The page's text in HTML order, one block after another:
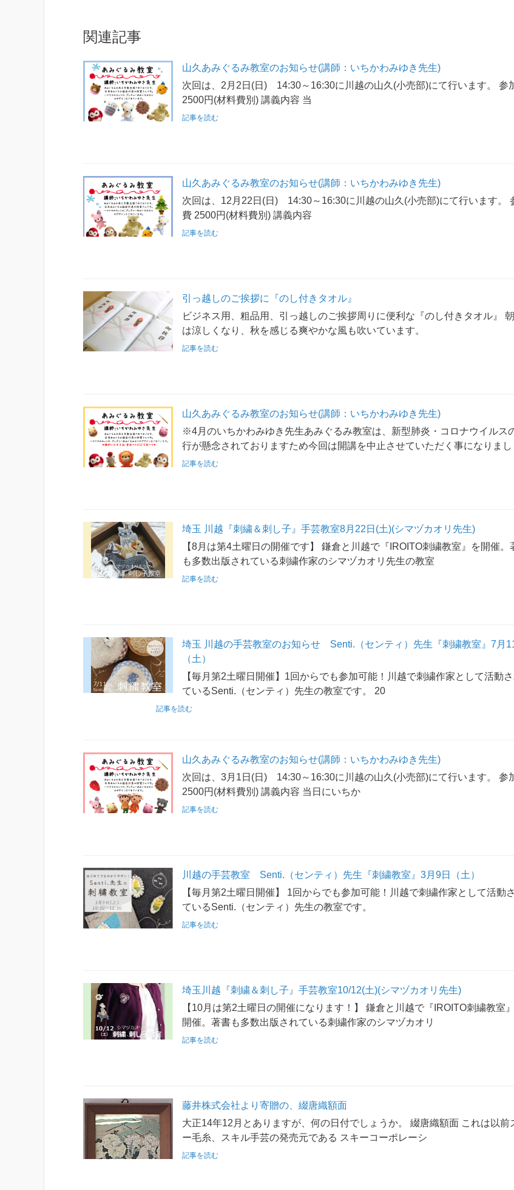
関連記事
山久あみぐるみ教室のお知らせ(講師：いちかわみゆき先生)
次回は、2月2日(日) 14:30～16:30に川越の山久(小売部)にて行います。 参
2500円(材料費別) 講義内容 当
記事を読む
山久あみぐるみ教室のお知らせ(講師：いちかわみゆき先生)
次回は、12月22日(日) 14:30～16:30に川越の山久(小売部)にて行います。
費 2500円(材料費別) 講義内容
記事を読む
引っ越しのご挨拶に『のし付きタオル』
ビジネス用、粗品用、引っ越しのご挨拶周りに便利な『のし付きタオル』
は涼しくなり、秋を感じる爽やかな風も吹いています。
記事を読む
山久あみぐるみ教室のお知らせ(講師：いちかわみゆき先生)
※4月のいちかわみゆき先生あみぐるみ教室は、新型肺炎・コロナウイルス
行が懸念されておりますため今回は開講を中止させていただく事になりまし
記事を読む
埼玉 川越『刺繍＆刺し子』手芸教室8月22日(土)(シマヅカオリ先生)
【8月は第4土曜日の開催です】 鎌倉と川越で『IROITO刺繍教室』を開催。
も多数出版されている刺繍作家のシマヅカオリ先生の教室
記事を読む
埼玉 川越の手芸教室のお知らせ Senti.（センティ）先生『刺繍教室』7月
（土）
【毎月第2土曜日開催】1回からでも参加可能！川越で刺繍作家として活動
ているSenti.（センティ）先生の教室です。 20
記事を読む
山久あみぐるみ教室のお知らせ(講師：いちかわみゆき先生)
次回は、3月1日(日) 14:30～16:30に川越の山久(小売部)にて行います。 参
2500円(材料費別) 講義内容 当日にいちか
記事を読む
川越の手芸教室 Senti.（センティ）先生『刺繍教室』3月9日（土）
【毎月第2土曜日開催】 1回からでも参加可能！川越で刺繍作家として活動
ているSenti.（センティ）先生の教室です。
記事を読む
埼玉川越『刺繍＆刺し子』手芸教室10/12(土)(シマヅカオリ先生)
【10月は第2土曜日の開催になります！】 鎌倉と川越で『IROITO刺繍教室
開催。著書も多数出版されている刺繍作家のシマヅカオリ
記事を読む
藤井株式会社より寄贈の、綴唐織額面
大正14年12月とありますが、何の日付でしょうか。 綴唐織額面 これは以前
ー毛糸、スキル手芸の発売元である スキーコーポレーシ
記事を読む